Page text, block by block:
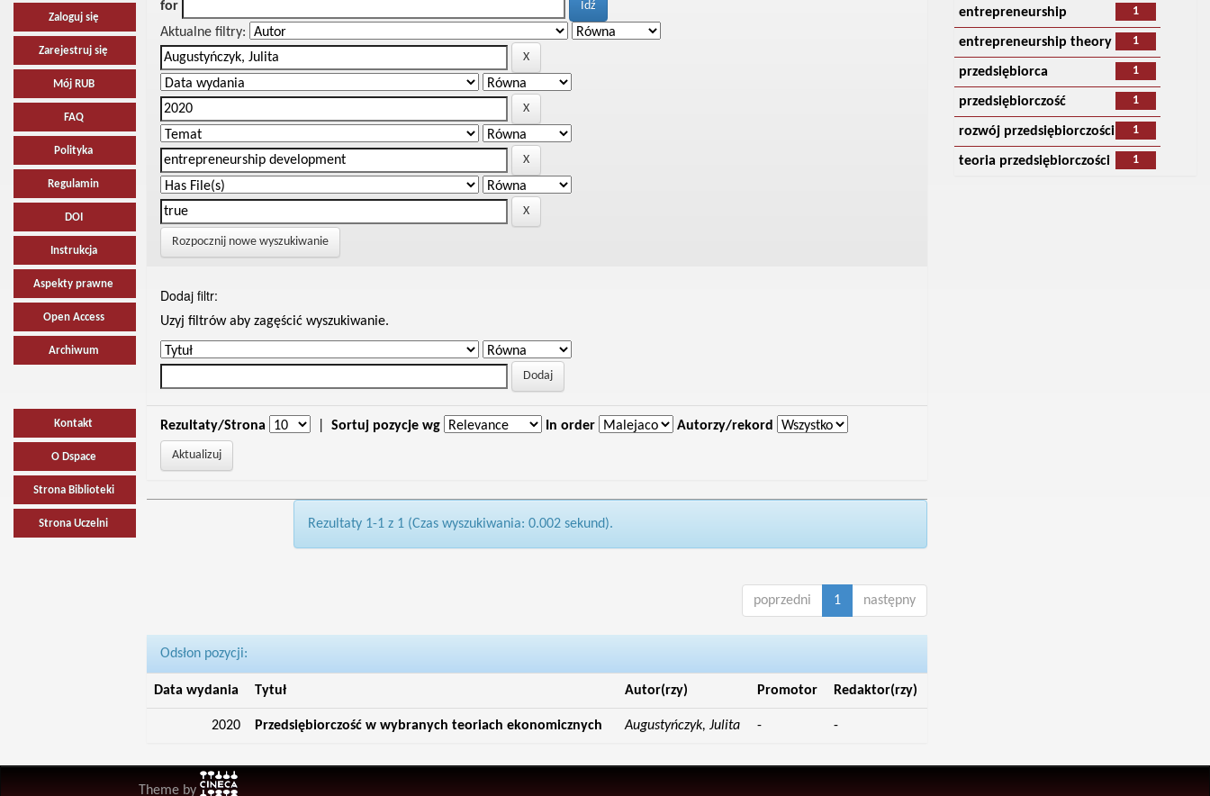
Zaloguj się
Zarejestruj się
Mój RUB
FAQ
Polityka
Regulamin
DOI
Instrukcja
Aspekty prawne
Open Access
Archiwum
Kontakt
O Dspace
Strona Biblioteki
Strona Uczelni
for
Aktualne filtry:
Rozpocznij nowe wyszukiwanie
Dodaj filtr:
Uzyj filtrów aby zagęścić wyszukiwanie.
Rezultaty/Strona Sortuj pozycje wg In order Autorzy/rekord
Rezultaty 1-1 z 1 (Czas wyszukiwania: 0.002 sekund).
poprzedni 1 następny
Odsłon pozycji:
Data wydania Tytuł Autor(rzy) Promotor Redaktor(rzy)
2020 Przedsiębiorczość w wybranych teoriach ekonomicznych Augustyńczyk, Julita - -
1
entrepreneurship
1
entrepreneurship theory
1
przedsiębiorca
1
przedsiębiorczość
1
rozwój przedsiębiorczości
1
teoria przedsiębiorczości
Theme by